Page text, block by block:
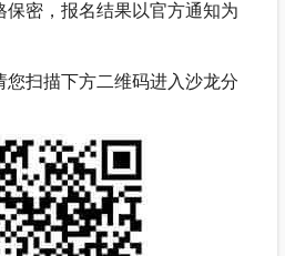
密，报名结果以官方通知为
扫描下方二维码进入沙龙分